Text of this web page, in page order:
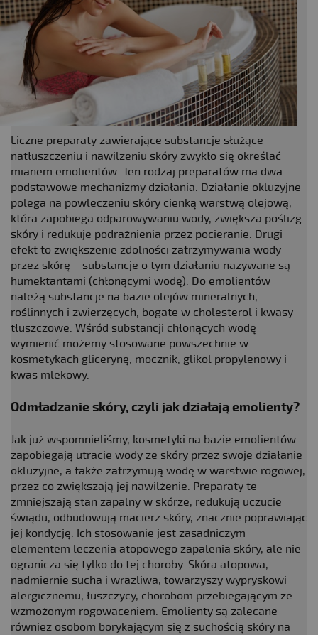
Liczne preparaty zawierające substancje służące
natłuszczeniu i nawilżeniu skóry zwykło się określać
mianem emolientów. Ten rodzaj preparatów ma dwa
podstawowe mechanizmy działania. Działanie okluzyjne
polega na powleczeniu skóry cienką warstwą olejową,
która zapobiega odparowywaniu wody, zwiększa poślizg
skóry i redukuje podrażnienia przez pocieranie. Drugi
efekt to zwiększenie zdolności zatrzymywania wody
przez skórę – substancje o tym działaniu nazywane są
humektantami (chłonącymi wodę). Do emolientów
należą substancje na bazie olejów mineralnych,
roślinnych i zwierzęcych, bogate w cholesterol i kwasy
tłuszczowe. Wśród substancji chłonących wodę
wymienić możemy stosowane powszechnie w
kosmetykach glicerynę, mocznik, glikol propylenowy i
kwas mlekowy.
Odmładzanie skóry, czyli jak działają emolienty?​
Jak już wspomnieliśmy, kosmetyki na bazie emolientów
zapobiegają utracie wody ze skóry przez swoje działanie
okluzyjne, a także zatrzymują wodę w warstwie rogowej,
przez co zwiększają jej nawilżenie. Preparaty te
zmniejszają stan zapalny w skórze, redukują uczucie
świądu, odbudowują macierz skóry, znacznie poprawiając
jej kondycję. Ich stosowanie jest zasadniczym
elementem leczenia atopowego zapalenia skóry, ale nie
ogranicza się tylko do tej choroby. Skóra atopowa,
nadmiernie sucha i wrażliwa, towarzyszy wypryskowi
alergicznemu, łuszczycy, chorobom przebiegającym ze
wzmożonym rogowaceniem. Emolienty są zalecane
również osobom borykającym się z suchością skóry na